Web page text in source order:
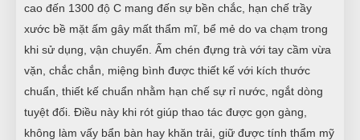
cao đến 1300 độ C mang đến sự bền chắc, hạn chế trầy
xước bề mặt ấm gây mất thẩm mĩ, bể mẻ do va chạm trong
khi sử dụng, vận chuyển. Ấm chén đựng trà với tay cầm vừa
vặn, chắc chắn, miệng bình được thiết kế với kích thước
chuẩn, thiết kế chuẩn nhằm hạn chế sự rỉ nước, ngắt dòng
tuyệt đối. Điều này khi rót giúp thao tác được gọn gàng,
không làm vấy bẩn bàn hay khăn trải, giữ được tính thẩm mỹ